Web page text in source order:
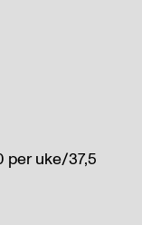
per uke/37,5